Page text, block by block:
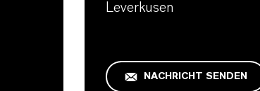
Leverkusen
NACHRICHT SENDEN